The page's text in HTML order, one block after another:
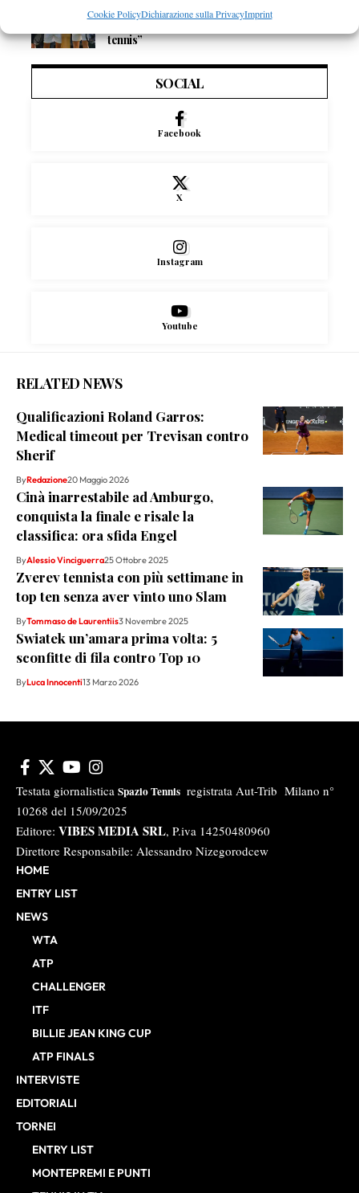
Cookie PolicyDichiarazione sulla PrivacyImprint
ragazzi normalissimi, ossessionati dal
tennis”
SOCIAL
Facebook
X
Instagram
Youtube
RELATED NEWS
Qualificazioni Roland Garros:
Medical timeout per Trevisan contro
Sherif
ByRedazione20 Maggio 2026
Cinà inarrestabile ad Amburgo,
conquista la finale e risale la
classifica: ora sfida Engel
ByAlessio Vinciguerra25 Ottobre 2025
Zverev tennista con più settimane in
top ten senza aver vinto uno Slam
ByTommaso de Laurentiis3 Novembre 2025
Swiatek un’amara prima volta: 5
sconfitte di fila contro Top 10
ByLuca Innocenti13 Marzo 2026
Testata giornalistica Spazio Tennis registrata Aut-Trib Milano n°
10268 del 15/09/2025
Editore: VIBES MEDIA SRL, P.iva 14250480960
Direttore Responsabile: Alessandro Nizegorodcew
HOME
ENTRY LIST
NEWS
WTA
ATP
CHALLENGER
ITF
BILLIE JEAN KING CUP
ATP FINALS
INTERVISTE
EDITORIALI
TORNEI
ENTRY LIST
MONTEPREMI E PUNTI